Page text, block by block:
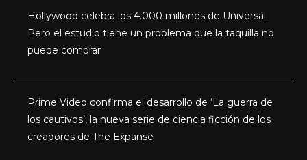
Hollywood celebra los 4.000 millones de Universal.
Pero el estudio tiene un problema que la taquilla no
puede comprar
Prime Video confirma el desarrollo de ‘La guerra de
los cautivos’, la nueva serie de ciencia ficción de los
creadores de The Expanse